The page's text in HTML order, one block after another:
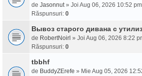
de Jasonnut» Joi Aug 06, 2026 10:52 pm
Răspunsuri: 0
Вывоз старого дивана с
de RobertNoirl » Joi Aug 06, 2026 8:22
Răspunsuri: 0
tbbhf
de BuddyZErefe » Mie Aug 05, 2026